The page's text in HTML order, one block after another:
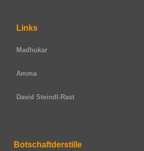
Links
Madhukar
Amma
David Steindl-Rast
Botschaftderstille